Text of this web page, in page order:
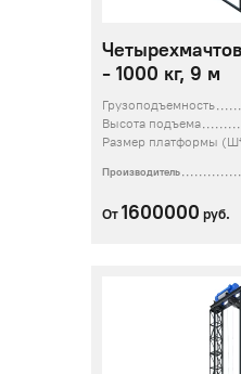
- 1000 кг, 9 м
Грузоподъемность
Высота подъема
Размер платформы
Производитель
От 1600000 руб.